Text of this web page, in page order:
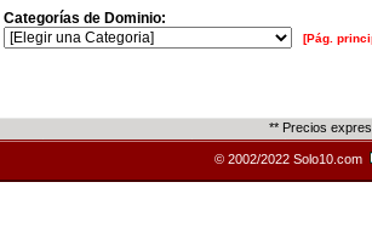
Categorías de Dominio:
[Pág.
** Precios
© 2002/2022 Solo10.com